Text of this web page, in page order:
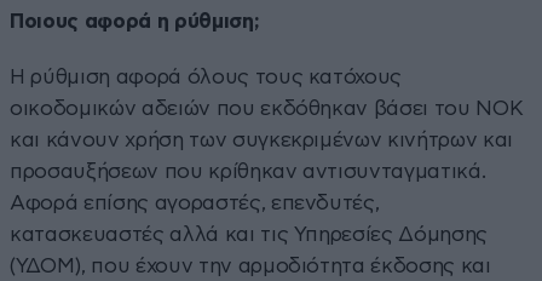
Ποιους αφορά η ρύθμιση;
Η ρύθμιση αφορά όλους τους κατόχους
οικοδομικών αδειών που εκδόθηκαν βάσει του ΝΟΚ
και κάνουν χρήση των συγκεκριμένων κινήτρων και
προσαυξήσεων που κρίθηκαν αντισυνταγματικά.
Αφορά επίσης αγοραστές, επενδυτές,
κατασκευαστές αλλά και τις Υπηρεσίες Δόμησης
(ΥΔΟΜ), που έχουν την αρμοδιότητα έκδοσης και